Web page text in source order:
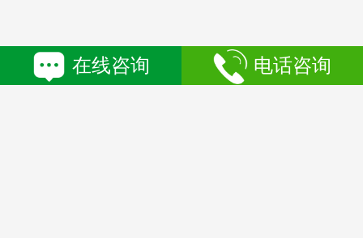
在线咨询 电话咨询